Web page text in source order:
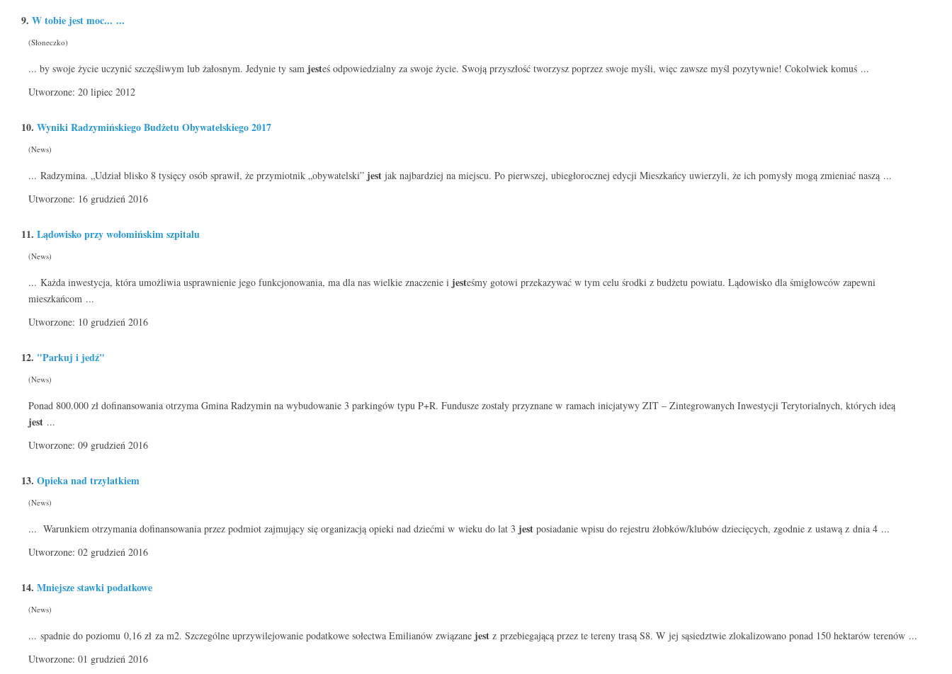
9. W tobie jestmoc... ...
(Słoneczko)
... by swoje życie uczynić szczęśliwym lub żałosnym. Jedynie ty sam jesteś odpowiedzialny za swoje życie. Swoją przyszłość tworzysz poprzez swoje myśli, więc zawsze myśl pozytywnie! Cokolwiek komuś ...
Utworzone: 20 lipiec 2012
10. Wyniki Radzymińskiego Budżetu Obywatelskiego 2017
(News)
... Radzymina. „Udział blisko 8 tysięcy osób sprawił, że przymiotnik „obywatelski” jest jak najbardziej na miejscu. Po pierwszej, ubiegłorocznej edycji Mieszkańcy uwierzyli, że ich pomysły mogą zmieniać naszą ...
Utworzone: 16 grudzień 2016
11. Lądowisko przy wołomińskim szpitalu
(News)
... Każda inwestycja, która umożliwia usprawnienie jego funkcjonowania, ma dla nas wielkie znaczenie i jesteśmy gotowi przekazywać w tym celu środki z budżetu powiatu. Lądowisko dla śmigłowców zapewni
mieszkańcom ...
Utworzone: 10 grudzień 2016
12. "Parkuj i jedź"
(News)
Ponad 800.000 zł dofinansowania otrzyma Gmina Radzymin na wybudowanie 3 parkingów typu P+R. Fundusze zostały przyznane w ramach inicjatywy ZIT – Zintegrowanych Inwestycji Terytorialnych, których ideą
jest ...
Utworzone: 09 grudzień 2016
13. Opieka nad trzylatkiem
(News)
... Warunkiem otrzymania dofinansowania przez podmiot zajmujący się organizacją opieki nad dziećmi w wieku do lat 3 jest posiadanie wpisu do rejestru żłobków/klubów dziecięcych, zgodnie z ustawą z dnia 4 ...
Utworzone: 02 grudzień 2016
14. Mniejsze stawki podatkowe
(News)
... spadnie do poziomu 0,16 zł za m2. Szczególne uprzywilejowanie podatkowe sołectwa Emilianów związane jest z przebiegającą przez te tereny trasą S8. W jej sąsiedztwie zlokalizowano ponad 150 hektarów terenów ...
Utworzone: 01 grudzień 2016